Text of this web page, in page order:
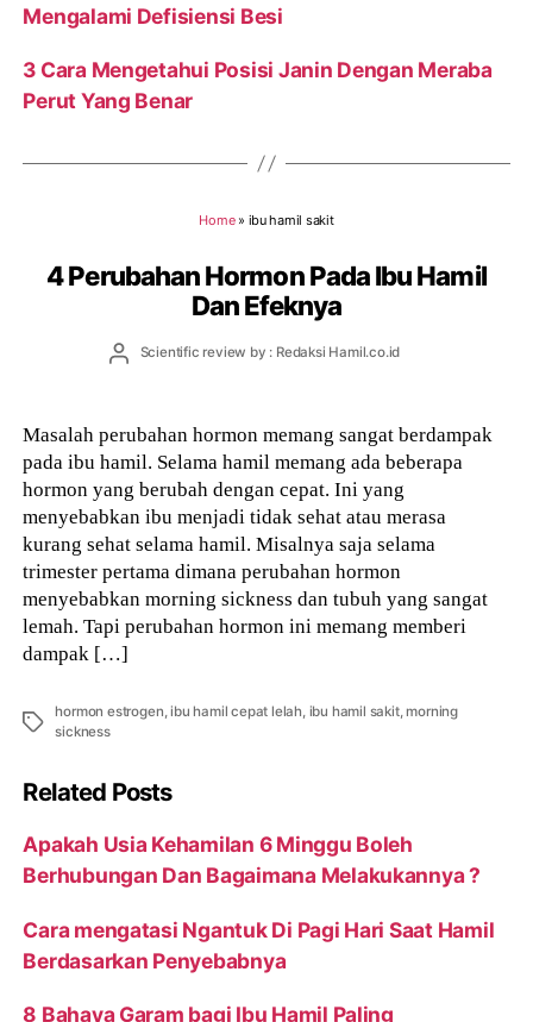
Mengalami Defisiensi Besi
3 Cara Mengetahui Posisi Janin Dengan Meraba
Perut Yang Benar
Home» ibu hamil sakit
4 Perubahan Hormon Pada Ibu Hamil
Dan Efeknya
PostScientific review by : Redaksi Hamil.co.id
Masalah perubahan hormon memang sangat berdampak
pada ibu hamil. Selama hamil memang ada beberapa
hormon yang berubah dengan cepat. Ini yang
menyebabkan ibu menjadi tidak sehat atau merasa
kurang sehat selama hamil. Misalnya saja selama
trimester pertama dimana perubahan hormon
menyebabkan morning sickness dan tubuh yang sangat
lemah. Tapi perubahan hormon ini memang memberi
dampak […]
Tags
hormon estrogen, ibu hamil cepat lelah, ibu hamil sakit,morning
sickness
Related Posts
Apakah Usia Kehamilan 6 Minggu Boleh
Berhubungan Dan Bagaimana Melakukannya ?
Cara mengatasi Ngantuk Di Pagi Hari Saat Hamil
Berdasarkan Penyebabnya
8 Bahaya Garam bagi Ibu Hamil Paling